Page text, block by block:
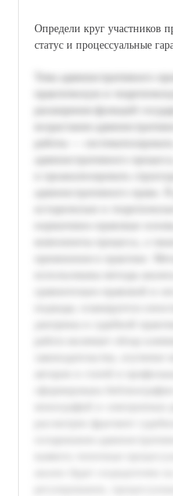
Определи круг участников
статус и процессуальные